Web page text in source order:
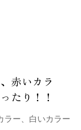
赤いカラ
たり！！
ラー、白いカラー